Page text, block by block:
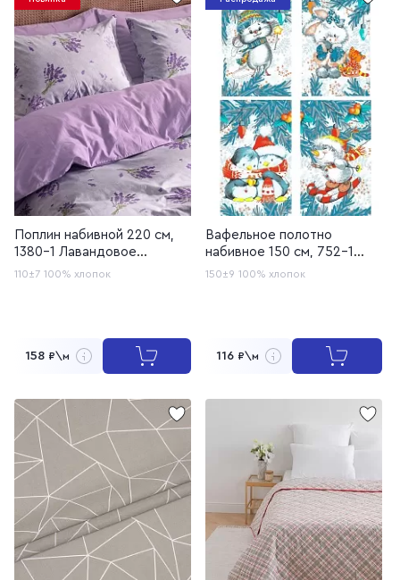
Поплин набивной 220 см,
1380-1 Лавандовое
кружево
110±7 100% хлопок
158 ₽\м
Вафельное полотно
набивное 150 см, 752-1
Зимние игрушки
150±9 100% хлопок
116 ₽\м